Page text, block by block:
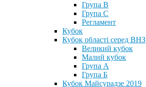
Група В
Група С
Регламент
Кубок
Кубок області серед ВНЗ
Великий кубок
Малий кубок
Група А
Група Б
Кубок Майсурадзе 2019